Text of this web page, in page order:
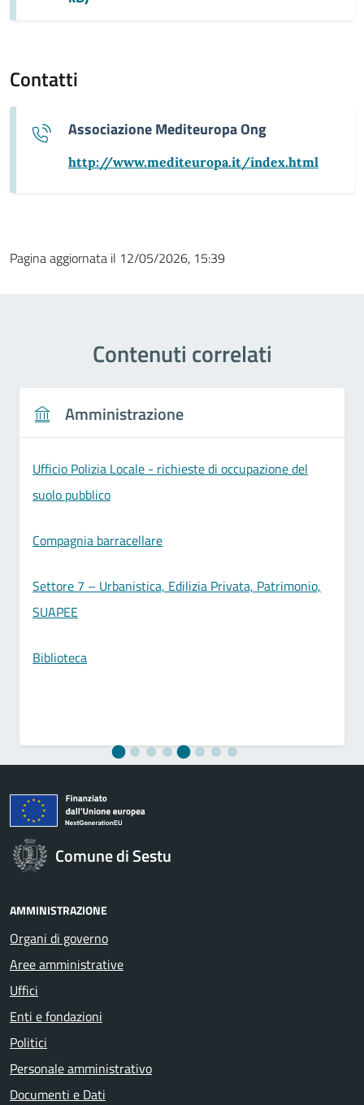
Contatti
Associazione Mediteuropa Ong
http://www.mediteuropa.it/index.html
Pagina aggiornata il 12/05/2026, 15:39
Contenuti correlati
Amministrazione
Ufficio Polizia Locale - richieste di occupazione del
suolo pubblico
Compagnia barracellare
Settore 7 – Urbanistica, Edilizia Privata, Patrimonio,
SUAPEE
Biblioteca
Comune di Sestu
AMMINISTRAZIONE
Organi di governo
Aree amministrative
Uffici
Enti e fondazioni
Politici
Personale amministrativo
Documenti e Dati